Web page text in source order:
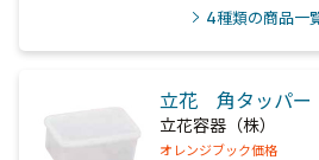
4種類の商品一
立花 角タッパ
立花容器（株）
オレンジブック価格